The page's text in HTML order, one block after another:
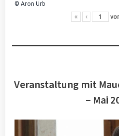
© Aron Urb
« ‹
Veranstaltung mit
– Mai